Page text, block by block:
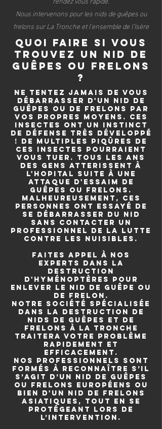
Nous intervenons pour les nids de guêpes ou
frelons sur La Tronche et l'ensemble de l'Isère
quoi faire si vous
trouvez un nid de
guêpes ou frelons
?
Ne tentez jamais de vous
débarrasser d'un nid de
guêpes ou de frelons par
vos propres moyens. Ces
insectes ont un instinct
de défense très développé
! De multiples piqûres de
ces insectes pourraient
vous tuer. Tous les ans
des gens atterissent à
l'hopital suite à une
attaque d'essaim de
guêpes ou frelons.
Malheureusement, ces
personnes ont essayé de
se débarrasser du nid
sans contacter un
professionnel de la lutte
contre les nuisibles.
Faites appel à nos
experts dans la
destruction
d'hyménoptères pour
enlever le nid de guêpe ou
de frelon.
Notre société spécialisée
dans la destruction de
nids de guêpes et de
frelons à La Tronche
traitera votre problème
rapidement et
efficacement.
Nos professionnels sont
formés à reconnaître s’il
s’agit d’un nid de guêpes
ou frelons européens ou
bien d'un nid de frelons
asiatiques, tout en se
protégeant lors de
l’intervention.